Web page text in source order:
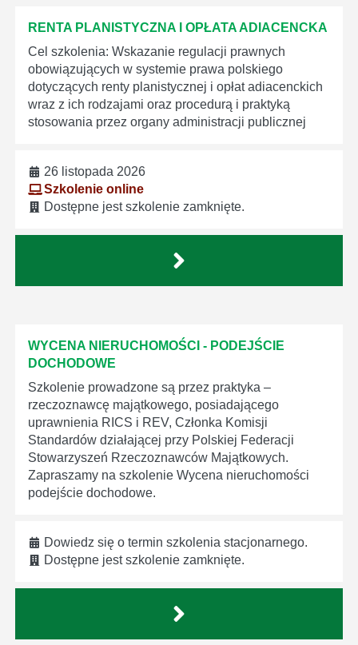
RENTA PLANISTYCZNA I OPŁATA ADIACENCKA
Cel szkolenia: Wskazanie regulacji prawnych
obowiązujących w systemie prawa polskiego
dotyczących renty planistycznej i opłat adiacenckich
wraz z ich rodzajami oraz procedurą i praktyką
stosowania przez organy administracji publicznej
26 listopada 2026
Szkolenie online
Dostępne jest szkolenie zamknięte.
WYCENA NIERUCHOMOŚCI - PODEJŚCIE
DOCHODOWE
Szkolenie prowadzone są przez praktyka –
rzeczoznawcę majątkowego, posiadającego
uprawnienia RICS i REV, Członka Komisji
Standardów działającej przy Polskiej Federacji
Stowarzyszeń Rzeczoznawców Majątkowych.
Zapraszamy na szkolenie Wycena nieruchomości
podejście dochodowe.
Dowiedz się o termin szkolenia stacjonarnego.
Dostępne jest szkolenie zamknięte.